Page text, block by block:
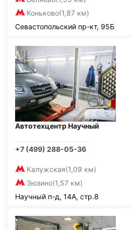
Коньково(1,87 км)
Севастопольский пр-кт, 95Б
Автотехцентр Научный
+7 (499) 288-05-36
Калужская(1,09 км)
Зюзино(1,57 км)
Научный п-д, 14А, стр.8